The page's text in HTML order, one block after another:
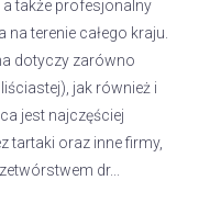
także profesjonalny
terenie całego kraju.
dotyczy zarówno
jak również i
jest najczęściej
tartaki oraz inne firmy,
dr...